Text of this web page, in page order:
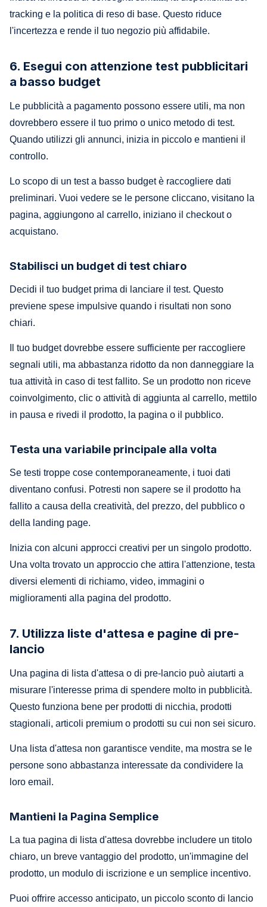
tracking e la politica di reso di base. Questo riduce
l'incertezza e rende il tuo negozio più affidabile.
6. Esegui con attenzione test pubblicitari
a basso budget
Le pubblicità a pagamento possono essere utili, ma non
dovrebbero essere il tuo primo o unico metodo di test.
Quando utilizzi gli annunci, inizia in piccolo e mantieni il
controllo.
Lo scopo di un test a basso budget è raccogliere dati
preliminari. Vuoi vedere se le persone cliccano, visitano la
pagina, aggiungono al carrello, iniziano il checkout o
acquistano.
Stabilisci un budget di test chiaro
Decidi il tuo budget prima di lanciare il test. Questo
previene spese impulsive quando i risultati non sono
chiari.
Il tuo budget dovrebbe essere sufficiente per raccogliere
segnali utili, ma abbastanza ridotto da non danneggiare la
tua attività in caso di test fallito. Se un prodotto non riceve
coinvolgimento, clic o attività di aggiunta al carrello, mettilo
in pausa e rivedi il prodotto, la pagina o il pubblico.
Testa una variabile principale alla volta
Se testi troppe cose contemporaneamente, i tuoi dati
diventano confusi. Potresti non sapere se il prodotto ha
fallito a causa della creatività, del prezzo, del pubblico o
della landing page.
Inizia con alcuni approcci creativi per un singolo prodotto.
Una volta trovato un approccio che attira l'attenzione, testa
diversi elementi di richiamo, video, immagini o
miglioramenti alla pagina del prodotto.
7. Utilizza liste d'attesa e pagine di pre-
lancio
Una pagina di lista d'attesa o di pre-lancio può aiutarti a
misurare l'interesse prima di spendere molto in pubblicità.
Questo funziona bene per prodotti di nicchia, prodotti
stagionali, articoli premium o prodotti su cui non sei sicuro.
Una lista d'attesa non garantisce vendite, ma mostra se le
persone sono abbastanza interessate da condividere la
loro email.
Mantieni la Pagina Semplice
La tua pagina di lista d'attesa dovrebbe includere un titolo
chiaro, un breve vantaggio del prodotto, un'immagine del
prodotto, un modulo di iscrizione e un semplice incentivo.
Puoi offrire accesso anticipato, un piccolo sconto di lancio